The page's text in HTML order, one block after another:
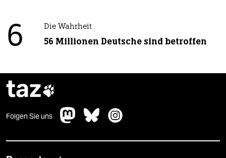
6 Die Wahrheit
56 Millionen Deutsche sind betroffen
taz
Folgen Sie uns